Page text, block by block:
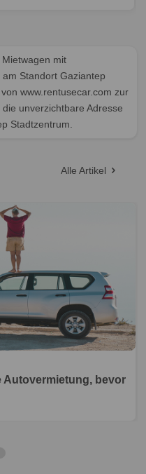
mit
Standort Gaziantep
www.rentusecar.com zur
unverzichtbare Adresse
Stadtzentrum.
Alle Artikel
Autovermietung, bevor